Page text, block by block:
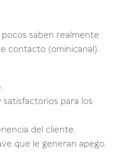
saben realmente
contacto (ominicanal).
para los
del cliente.
que le generan apego.